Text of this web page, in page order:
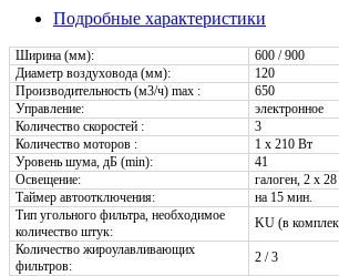
Подробные характеристики
Ширина (мм):
600 / 900
Диаметр воздуховода (мм):
120
Производительность (м3/ч) max :
650
Управление:
электронное
Количество скоростей :
3
Количество моторов :
1 x 210 Вт
Уровень шума, дБ (min):
41
Освещение:
галоген, 2 х
Таймер автоотключения:
на 15 мин.
Тип угольного фильтра, необходимое
количество штук:
KU (в
Количество жироулавливающих
фильтров:
2 / 3